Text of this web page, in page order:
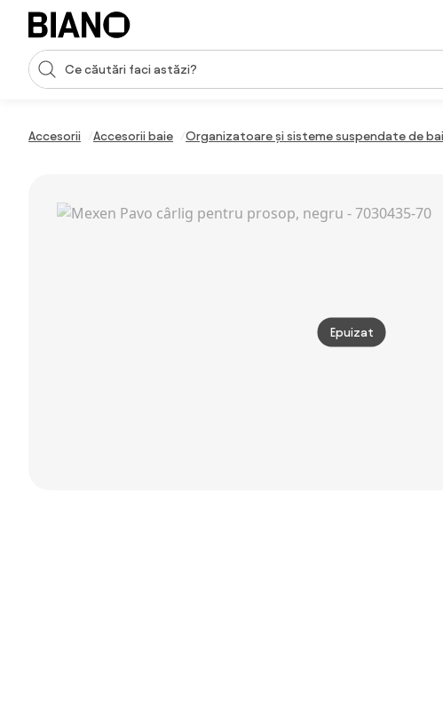
Sari peste navigare, accesează conținutul
Introducerea căutării
Accesorii Accesorii baie Organizatoare și sisteme suspendate de
Epuizat